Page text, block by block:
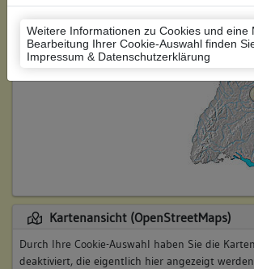
Weitere Informationen zu Cookies und eine
Bearbeitung Ihrer Cookie-Auswahl finden
Impressum & Datenschutzerklärung
Historischer Straßenname: keiner
Historische Gebäudenummer: keine
Lage des Wohnplatzes:
Kartenansicht (OpenStreetMaps)
Durch Ihre Cookie-Auswahl haben Sie die
deaktiviert, die eigentlich hier angezeigt